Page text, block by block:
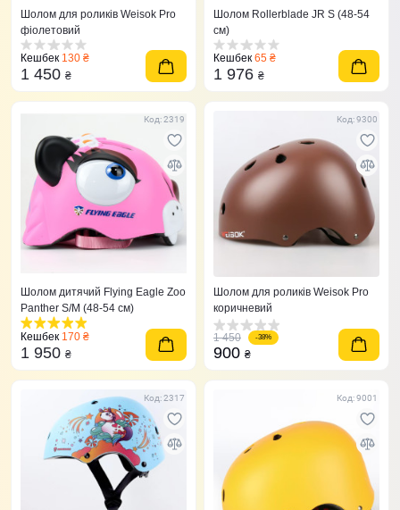
Шолом для роликів Weisok Pro
фіолетовий
Кешбек 130 ₴
1 450 ₴
Шолом Rollerblade JR S (48-54
см)
Кешбек 65 ₴
1 976 ₴
Код: 2319
Шолом дитячий Flying Eagle Zoo
Panther S/M (48-54 см)
Кешбек 170 ₴
1 950 ₴
Код: 9300
Шолом для роликів Weisok Pro
коричневий
1 450 -38%
900 ₴
Код: 2317 Код: 9001